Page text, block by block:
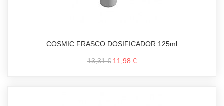
COSMIC FRASCO DOSIFICADOR 125ml
13,31 € 11,98 €